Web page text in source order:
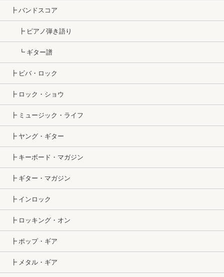
┣ バンドスコア
┣ ピアノ弾き語り
┗ ギター譜
┣ ビバ・ロック
┣ ロック・ショウ
┣ ミュージック・ライフ
┣ ヤング・ギター
┣ キーボード・マガジン
┣ ギター・マガジン
┣ インロック
┣ ロッキング・オン
┣ ポップ・ギア
┣ メタル・ギア